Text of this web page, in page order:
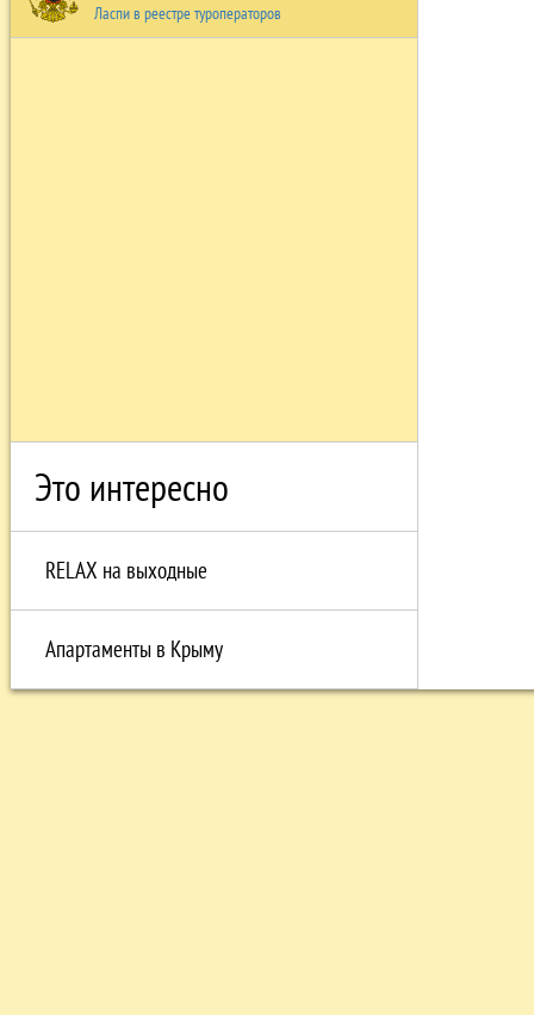
Ласпи в реестре туроператоров
Это интересно
RELAX на выходные
Апартаменты в Крыму